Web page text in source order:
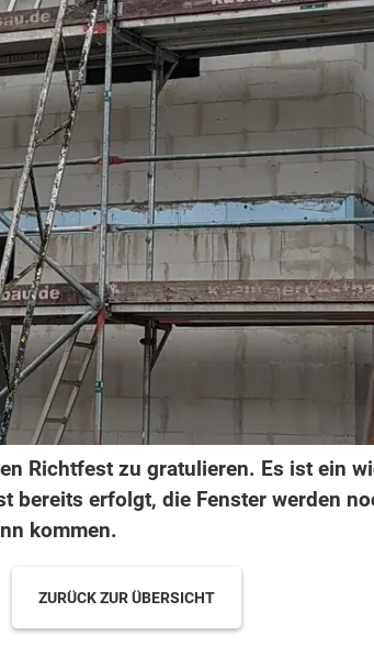
Richtfest zu gratulieren. Es ist ein
bereits erfolgt, die Fenster werden
kommen.
ZURÜCK ZUR ÜBERSICHT